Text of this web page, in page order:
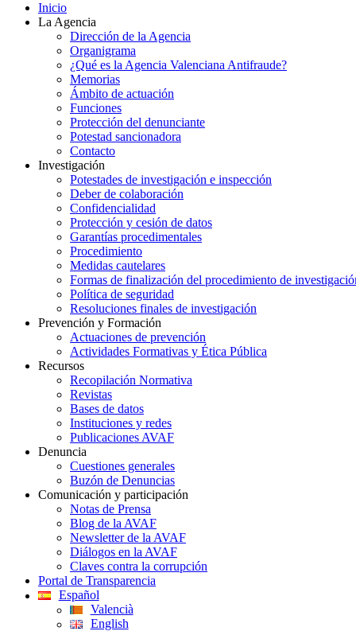
Inicio
La Agencia
Dirección de la Agencia
Organigrama
¿Qué es la Agencia Valenciana Antifraude?
Memorias
Ámbito de actuación
Funciones
Protección del denunciante
Potestad sancionadora
Contacto
Investigación
Potestades de investigación e inspección
Deber de colaboración
Confidencialidad
Protección y cesión de datos
Garantías procedimentales
Procedimiento
Medidas cautelares
Formas de finalización del procedimiento de
Política de seguridad
Resoluciones finales de investigación
Prevención y Formación
Actuaciones de prevención
Actividades Formativas y Ética Pública
Recursos
Recopilación Normativa
Revistas
Bases de datos
Instituciones y redes
Publicaciones AVAF
Denuncia
Cuestiones generales
Buzón de Denuncias
Comunicación y participación
Notas de Prensa
Blog de la AVAF
Newsletter de la AVAF
Diálogos en la AVAF
Claves contra la corrupción
Portal de Transparencia
Español
Valencià
English